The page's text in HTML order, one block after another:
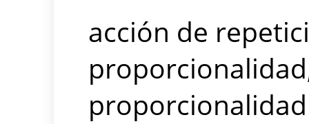
acción de
proporcionalidad